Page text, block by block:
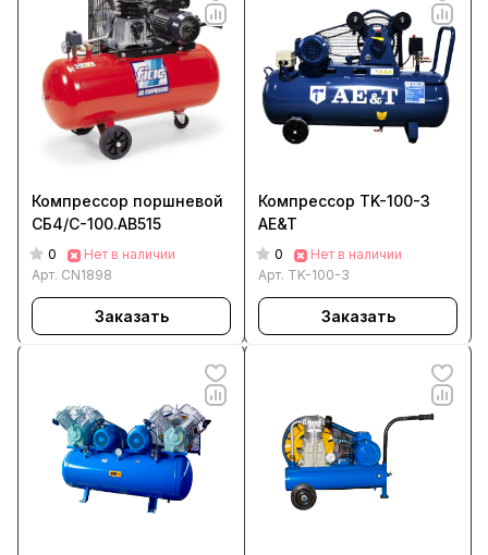
Компрессор поршневой
СБ4/С-100.AB515
0
Нет в наличии
Арт. CN1898
Заказать
Компрессор TK-100-3
AE&T
0
Нет в наличии
Арт. TK-100-3
Заказать